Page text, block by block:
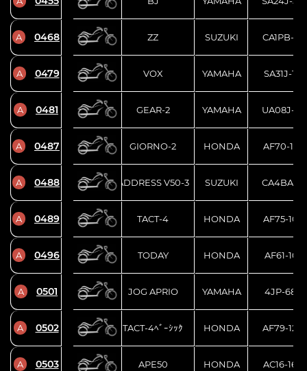
A 0468 ZZ SUZUKI CA1PB-
A 0479 VOX YAMAHA SA31J-164
A 0481 GEAR-2 YAMAHA UA08J-
A 0487 GIORNO-2 HONDA AF70-1301
A 0488 ADDRESS V50-3 SUZUKI CA4BA-
A 0489 TACT-4 HONDA AF75-1023
A 0496 TODAY HONDA AF61-1081
A 0501 JOG APRIO YAMAHA 4JP-6898
A 0502 TACT-4ﾍﾞｰｼｯｸ HONDA AF79-
A 0503 APE50 HONDA AC16-1602